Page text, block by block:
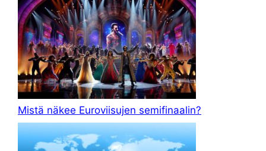
Mistä näkee Euroviisujen semifinaalin?